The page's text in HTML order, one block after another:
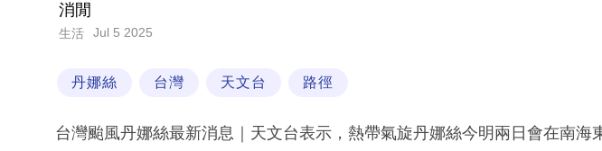
消閒
生活 Jul 5 2025
丹娜絲 台灣 天文台 路徑
台灣颱風丹娜絲最新消息｜天文台表示，熱帶氣旋丹娜絲今明兩日會在南海